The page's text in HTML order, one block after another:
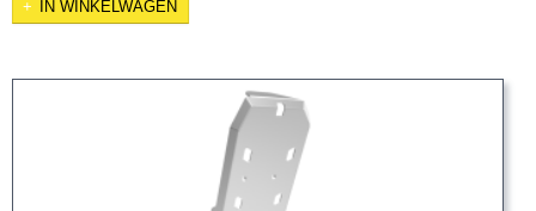
IN WINKELWAGEN